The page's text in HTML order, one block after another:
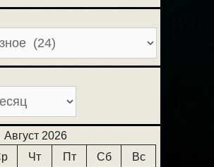
Август 2026
Чт Пт Сб
Вс